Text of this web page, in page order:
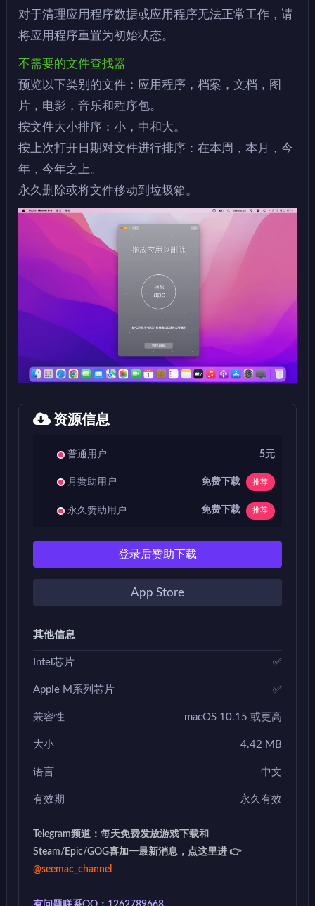
对于清理应用程序数据或应用程序无法正常工作，请
将应用程序重置为初始状态。
不需要的文件查找器
预览以下类别的文件：应用程序，档案，文档，图
片，电影，音乐和程序包。
按文件大小排序：小，中和大。
按上次打开日期对文件进行排序：在本周，本月，今
年，今年之上。
永久删除或将文件移动到垃圾箱。
资源信息
普通用户 5元
月赞助用户 免费下载 推荐
永久赞助用户 免费下载 推荐
登录后赞助下载
App Store
其他信息
Intel芯片 ✅
Apple M系列芯片 ✅
兼容性 macOS 10.15 或更高
大小 4.42 MB
语言 中文
有效期 永久有效
Telegram频道：每天免费发放游戏下载和
Steam/Epic/GOG喜加一最新消息，点这里进 👉
@seemac_channel